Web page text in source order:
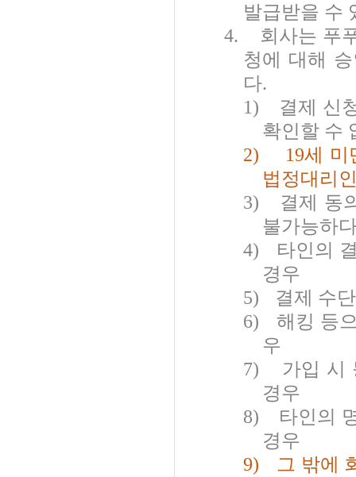
발급받을 수
4.
회사는 푸
청에 대해
다.
1)
결제 신
확인할 수
2)
19세 미
법정대리
3)
결제 동
불가능하
4)
타인의
경우
5)
결제 수
6)
해킹 등
우
7)
가입 시
경우
8)
타인의
경우
9)
그 밖에